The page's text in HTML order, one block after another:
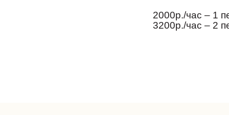
2000р./час – 1
3200р./час – 2